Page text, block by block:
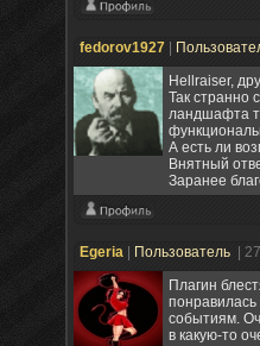
fedorov1927
Hellraiser,
Так странно
ландшафта
А есть ли
Внятный
Заранее
Egeria Пользователь
|
Плагин
событиям.
в какую-то